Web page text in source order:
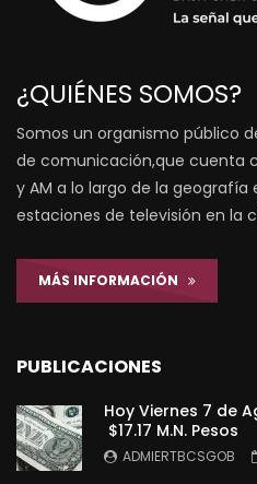
¿QUIÉNES SOMOS?
Somos un organismo público
de comunicación,que cuenta
y AM a lo largo de la geografía
estaciones de televisión en la
MÁS INFORMACIÓN
PUBLICACIONES
Hoy Viernes 7 de
$17.17 M.N. Pesos
ADMIERTBCSGOB